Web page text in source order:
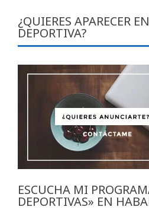
¿QUIERES APARECER
DEPORTIVA?
ESCUCHA MI
DEPORTIVAS» EN